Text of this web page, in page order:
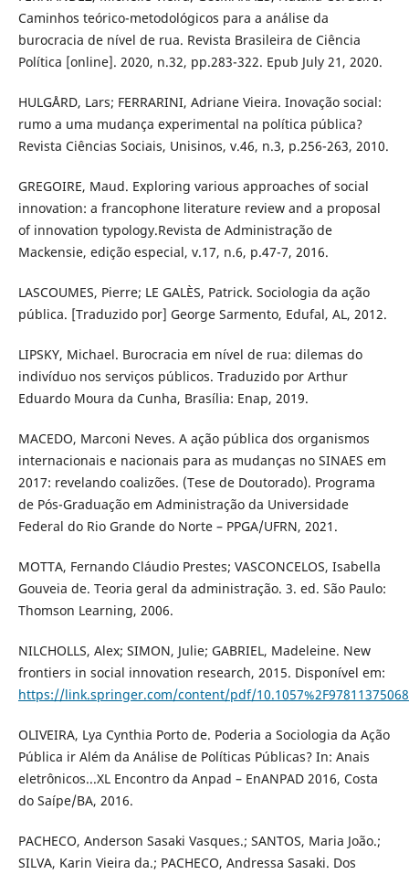
Caminhos teórico-metodológicos para a análise da
burocracia de nível de rua. Revista Brasileira de Ciência
Política [online]. 2020, n.32, pp.283-322. Epub July 21, 2020.
HULGÅRD, Lars; FERRARINI, Adriane Vieira. Inovação social:
rumo a uma mudança experimental na política pública?
Revista Ciências Sociais, Unisinos, v.46, n.3, p.256-263, 2010.
GREGOIRE, Maud. Exploring various approaches of social
innovation: a francophone literature review and a proposal
of innovation typology.Revista de Administração de
Mackensie, edição especial, v.17, n.6, p.47-7, 2016.
LASCOUMES, Pierre; LE GALÈS, Patrick. Sociologia da ação
pública. [Traduzido por] George Sarmento, Edufal, AL, 2012.
LIPSKY, Michael. Burocracia em nível de rua: dilemas do
indivíduo nos serviços públicos. Traduzido por Arthur
Eduardo Moura da Cunha, Brasília: Enap, 2019.
MACEDO, Marconi Neves. A ação pública dos organismos
internacionais e nacionais para as mudanças no SINAES em
2017: revelando coalizões. (Tese de Doutorado). Programa
de Pós-Graduação em Administração da Universidade
Federal do Rio Grande do Norte – PPGA/UFRN, 2021.
MOTTA, Fernando Cláudio Prestes; VASCONCELOS, Isabella
Gouveia de. Teoria geral da administração. 3. ed. São Paulo:
Thomson Learning, 2006.
NILCHOLLS, Alex; SIMON, Julie; GABRIEL, Madeleine. New
frontiers in social innovation research, 2015. Disponível em:
https://link.springer.com/content/pdf/
OLIVEIRA, Lya Cynthia Porto de. Poderia a Sociologia da Ação
Pública ir Além da Análise de Políticas Públicas? In: Anais
eletrônicos...XL Encontro da Anpad – EnANPAD 2016, Costa
do Saípe/BA, 2016.
PACHECO, Anderson Sasaki Vasques.; SANTOS, Maria João.;
SILVA, Karin Vieira da.; PACHECO, Andressa Sasaki. Dos